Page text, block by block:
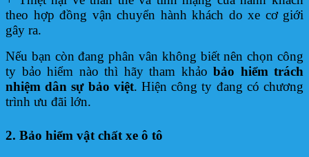
theo hợp đồng vận chuyển hành khách do xe cơ giới
gây ra.
Nếu bạn còn đang phân vân không biết nên chọn công
ty bảo hiểm nào thì hãy tham khảo bảo hiểm trách
nhiệm dân sự bảo việt. Hiện công ty đang có chương
trình ưu đãi lớn.
2. Bảo hiểm vật chất xe ô tô